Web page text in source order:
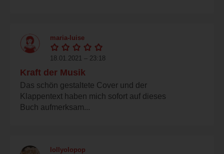
maria-luise
18.01.2021 – 23:18
Kraft der Musik
Das schön gestaltete Cover und der
Klappentext haben mich sofort auf dieses
Buch aufmerksam...
lollyolopop